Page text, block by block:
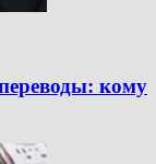
кому